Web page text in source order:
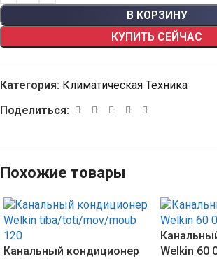
В КОРЗИНУ
КУПИТЬ СЕЙЧАС
Категория: Климатическая Техника
Поделиться:
Похожие товары
Канальный кондиционер
Welkin 60